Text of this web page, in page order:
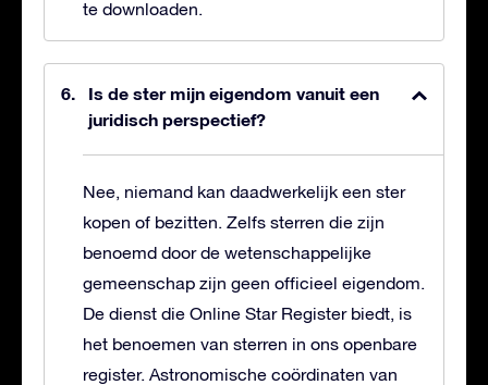
te downloaden.
Is de ster mijn eigendom vanuit een
juridisch perspectief?
Nee, niemand kan daadwerkelijk een ster
kopen of bezitten. Zelfs sterren die zijn
benoemd door de wetenschappelijke
gemeenschap zijn geen officieel eigendom.
De dienst die Online Star Register biedt, is
het benoemen van sterren in ons openbare
register. Astronomische coördinaten van